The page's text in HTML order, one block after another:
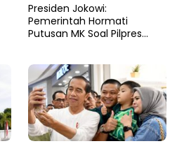
Presiden Jokowi:
Pemerintah Hormati
Putusan MK Soal Pilpres